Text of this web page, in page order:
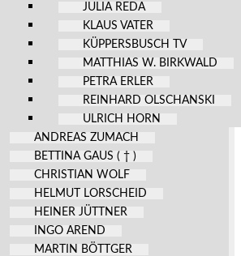
JULIA REDA
KLAUS VATER
KÜPPERSBUSCH TV
MATTHIAS W. BIRKWALD
PETRA ERLER
REINHARD OLSCHANSKI
ULRICH HORN
ANDREAS ZUMACH
BETTINA GAUS ( † )
CHRISTIAN WOLF
HELMUT LORSCHEID
HEINER JÜTTNER
INGO AREND
MARTIN BÖTTGER